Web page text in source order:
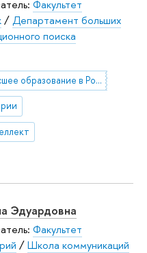
Факультет
/Департамент больших
поиска
высшее образование в России
Эдуардовна
Факультет
/Школа коммуникаций